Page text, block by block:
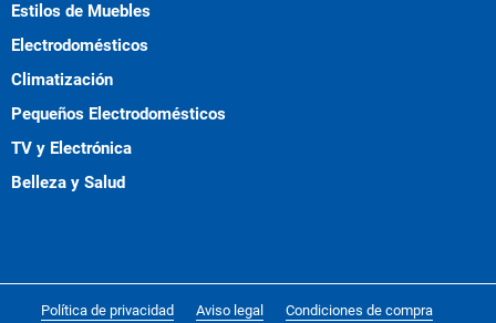
Estilos de Muebles
Electrodomésticos
Climatización
Pequeños Electrodomésticos
TV y Electrónica
Belleza y Salud
Política de privacidad Aviso legal Condiciones de compra